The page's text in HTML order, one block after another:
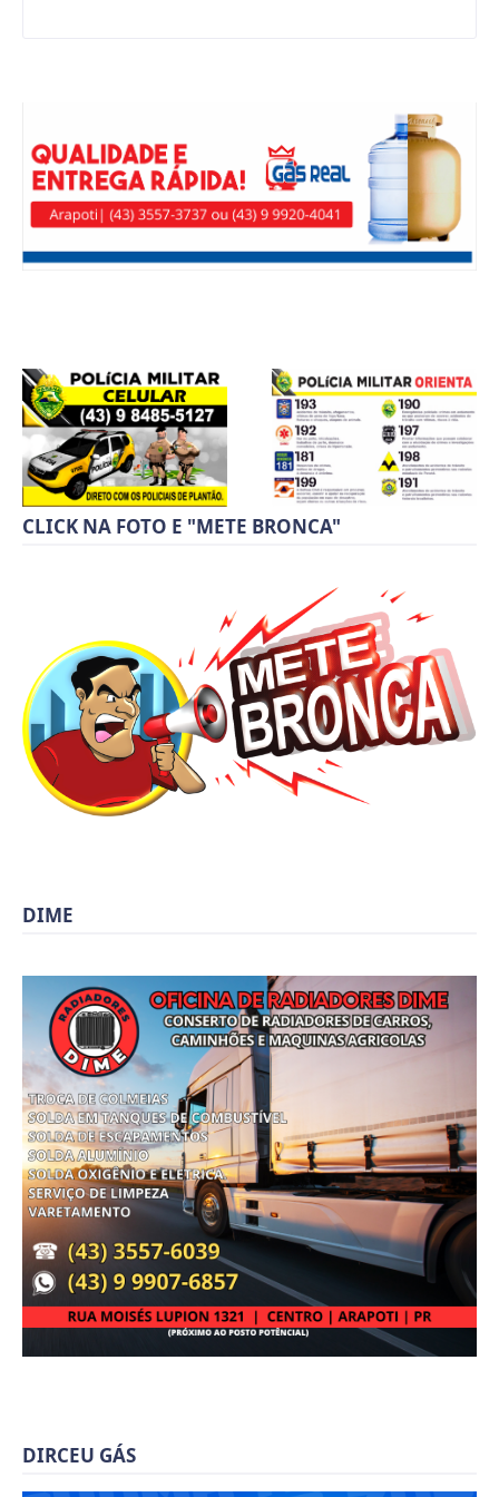
CLICK NA FOTO E "METE BRONCA"
DIME
DIRCEU GÁS